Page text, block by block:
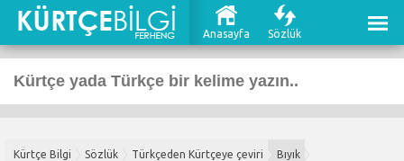
Anasayfa Sözlük
Kürtçe Bilgi Sözlük Türkçeden Kürtçeye çeviri Bıyık